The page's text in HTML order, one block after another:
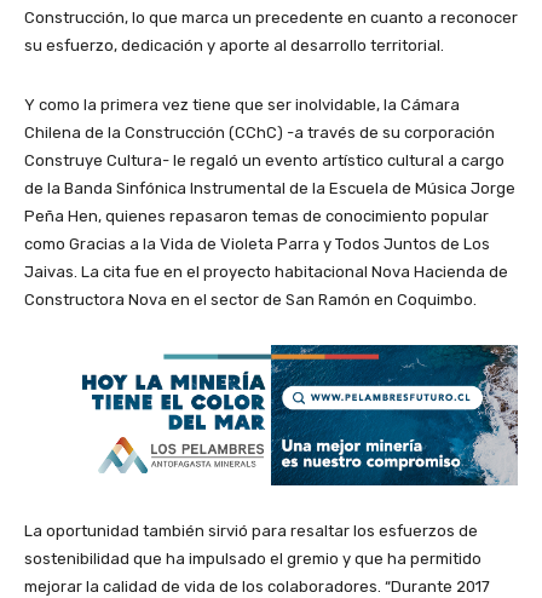
Construcción, lo que marca un precedente en cuanto a reconocer
su esfuerzo, dedicación y aporte al desarrollo territorial.
Y como la primera vez tiene que ser inolvidable, la Cámara
Chilena de la Construcción (CChC) -a través de su corporación
Construye Cultura- le regaló un evento artístico cultural a cargo
de la Banda Sinfónica Instrumental de la Escuela de Música Jorge
Peña Hen, quienes repasaron temas de conocimiento popular
como Gracias a la Vida de Violeta Parra y Todos Juntos de Los
Jaivas. La cita fue en el proyecto habitacional Nova Hacienda de
Constructora Nova en el sector de San Ramón en Coquimbo.
La oportunidad también sirvió para resaltar los esfuerzos de
sostenibilidad que ha impulsado el gremio y que ha permitido
mejorar la calidad de vida de los colaboradores. “Durante 2017